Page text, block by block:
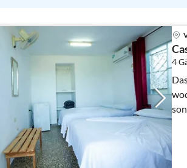
4